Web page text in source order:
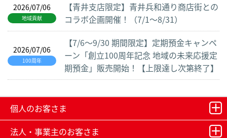
2026/07/06
地域貢献
【青井支店限定】青井兵和通り商店街との
コラボ企画開催！（7/1～8/31）
2026/07/06
100周年
【7/6～9/30 期間限定】定期預金キャンペ
ーン「創立100周年記念 地域の未来応援定
期預金」販売開始！【上限達し次第終了】
個人のお客さま
法人・事業主のお客さま